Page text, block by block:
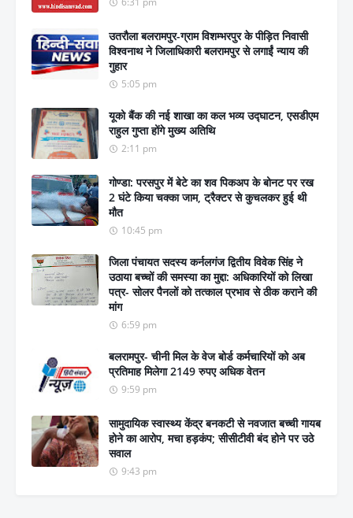
उतरौला बलरामपुर-ग्राम विशम्भरपुर के पीड़ित निवासी
विश्वनाथ ने जिलाधिकारी बलरामपुर से लगाईं न्याय की
गुहार
5:05 pm
यूको बैंक की नई शाखा का कल भव्य उद्घाटन, एसडीएम
राहुल गुप्ता होंगे मुख्य अतिथि
2:11 pm
गोण्डा: परसपुर में बेटे का शव पिकअप के बोनट पर रख
2 घंटे किया चक्का जाम, ट्रैक्टर से कुचलकर हुई थी
मौत
10:45 pm
जिला पंचायत सदस्य कर्नलगंज द्वितीय विवेक सिंह ने
उठाया बच्चों की समस्या का मुद्दा: अधिकारियों को लिखा
पत्र- सोलर पैनलों को तत्काल प्रभाव से ठीक कराने की
मांग
6:59 pm
बलरामपुर- चीनी मिल के वेज बोर्ड कर्मचारियों को अब
प्रतिमाह मिलेगा 2149 रुपए अधिक वेतन
9:59 pm
सामुदायिक स्वास्थ्य केंद्र बनकटी से नवजात बच्ची गायब
होने का आरोप, मचा हड़कंप; सीसीटीवी बंद होने पर उठे
सवाल
9:43 pm